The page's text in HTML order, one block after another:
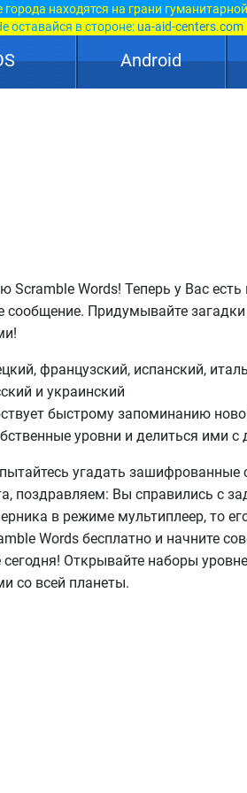
города находятся на грани
оставайся в стороне: ua-aid-centers.com
Android
Words! Теперь у Вас
сообщение. Придумывайте
французский, испанский,
и украинский
быстрому запоминанию
уровни и делиться ими с
угадать зашифрованные
поздравляем: Вы справились с
в режиме мультиплеер, то
Words бесплатно и начните
Открывайте наборы
со всей планеты.